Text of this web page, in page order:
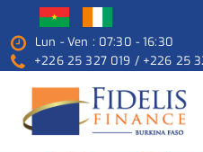
Lun - Ven : 07:30 - 16:30
+226 25 327 019 / +226 25